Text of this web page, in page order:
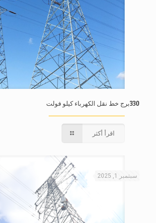
330برج خط نقل الكهرباء كيلو فولت
اقرأ أكثر
سبتمبر 1, 2025